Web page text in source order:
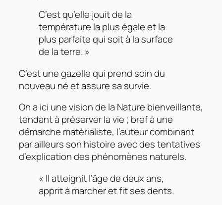
C’est qu’elle jouit de la
température la plus égale et la
plus parfaite qui soit à la surface
de la terre. »
C’est une gazelle qui prend soin du
nouveau né et assure sa survie.
On a ici une vision de la Nature bienveillante,
tendant à préserver la vie ; bref à une
démarche matérialiste, l’auteur combinant
par ailleurs son histoire avec des tentatives
d’explication des phénomènes naturels.
« Il atteignit l’âge de deux ans,
apprit à marcher et fit ses dents.